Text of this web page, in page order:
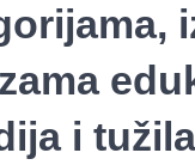
i